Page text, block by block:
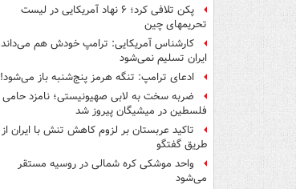
پکن تلافی کرد؛ ۶ نهاد آمریکایی در لیست
تحریمهای چین
کارشناس آمریکایی: ترامپ خودش هم می‌داند
ایران تسلیم نمی‌شود
ادعای ترامپ: تنگه هرمز پنج‌شنبه باز می‌شود!
ضربه سخت به لابی صهیونیستی؛ نامزد حامی
فلسطین در میشیگان پیروز شد
تاکید عربستان بر لزوم کاهش تنش با ایران از
طریق گفتگو
واحد موشکی کره شمالی در روسیه مستقر
می‌شود